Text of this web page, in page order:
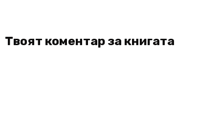
Твоят коментар за книгата